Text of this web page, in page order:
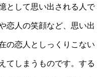
として思い出される人で
恋人の笑顔など、思い出
の恋人としっくりこない
てしまうものです。する